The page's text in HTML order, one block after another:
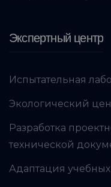
Экспертный центр
Испытательная
Экологический
Разработка
технической
Адаптация